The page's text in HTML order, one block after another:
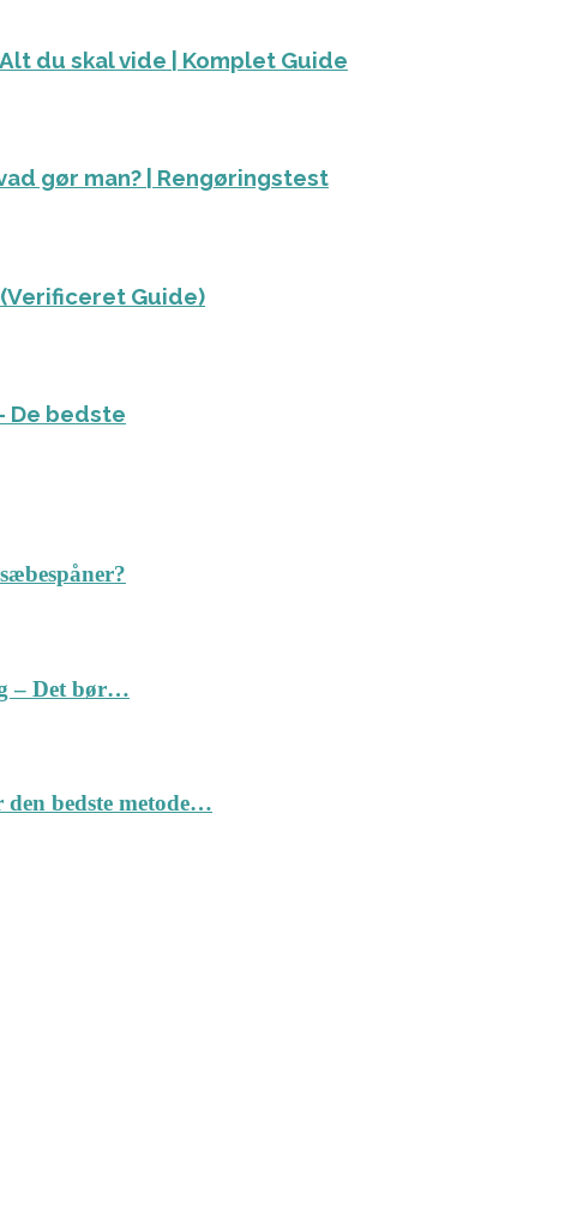
du skal vide | Komplet Guide
gør man? | Rengøringstest
Guide)
De bedste
– Det bør…
bedste metode…